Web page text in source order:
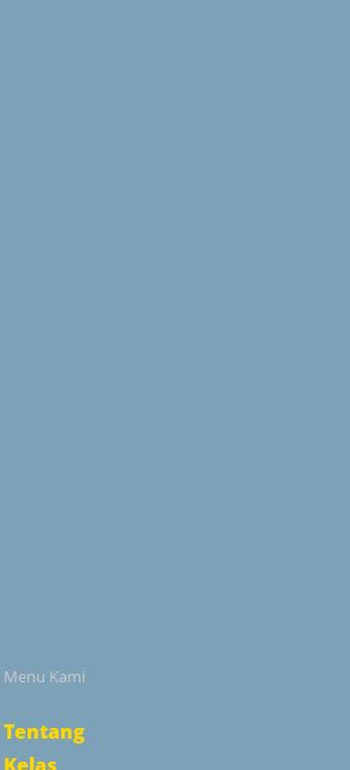
Menu Kami
Tentang